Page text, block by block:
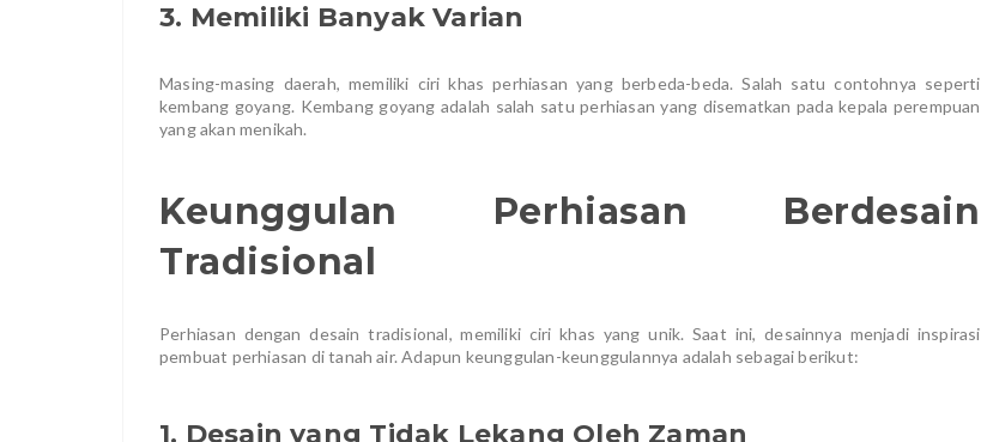
3. Memiliki Banyak Varian
Masing-masing daerah, memiliki ciri khas perhiasan yang berbeda-beda. Salah satu contohnya seperti
kembang goyang. Kembang goyang adalah salah satu perhiasan yang disematkan pada kepala perempuan
yang akan menikah.
Keunggulan Perhiasan Berdesain
Tradisional
Perhiasan dengan desain tradisional, memiliki ciri khas yang unik. Saat ini, desainnya menjadi inspirasi
pembuat perhiasan di tanah air. Adapun keunggulan-keunggulannya adalah sebagai berikut:
1. Desain yang Tidak Lekang Oleh Zaman